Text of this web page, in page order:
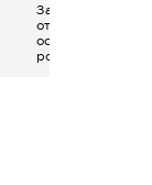
Заробітна плата
отримана за
основним місцем
роботи